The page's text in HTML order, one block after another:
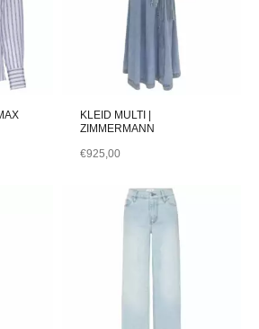
KLEID MULTI |
ZIMMERMANN
€925,00